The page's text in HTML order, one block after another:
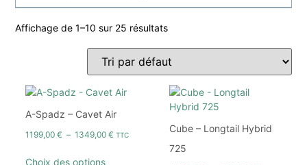
Affichage de 1–10 sur 25 résultats
A-Spadz – Cavet Air
1199,00€ – 1349,00€ TTC
Choix des options
Cube – Longtail Hybrid
725